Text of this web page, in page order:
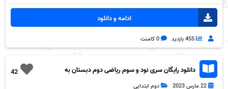
ادامه و دانلود
455 بازدید 0 کامنت
42
دانلود رایگان سری نود و سوم ریاضی دوم دبستان به
22 مارس 2023 دوم ابتدایی